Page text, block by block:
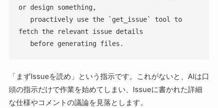
or design something,
fetch the relevant issue details
   before generating files.
「まずIssueを読め」という指示です。これがないと、AIは口
頭の指示だけで作業を始めてしまい、Issueに書かれた詳細
な仕様やコメントの議論を見落とします。